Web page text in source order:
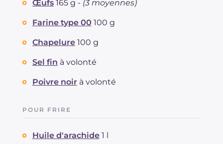
Œufs 165 g - (3 moyennes)
Farine type 00 100 g
Chapelure 100 g
Sel fin à volonté
Poivre noir à volonté
POUR FRIRE
Huile d'arachide 1 l